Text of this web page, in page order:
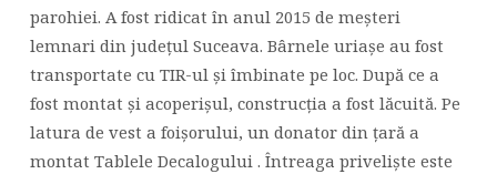
parohiei. A fost ridicat în anul 2015 de meșteri
lemnari din județul Suceava. Bârnele uriașe au fost
transportate cu TIR-ul și îmbinate pe loc. După ce a
fost montat și acoperișul, construcția a fost lăcuită. Pe
latura de vest a foișorului, un donator din țară a
montat Tablele Decalogului . Întreaga priveliște este